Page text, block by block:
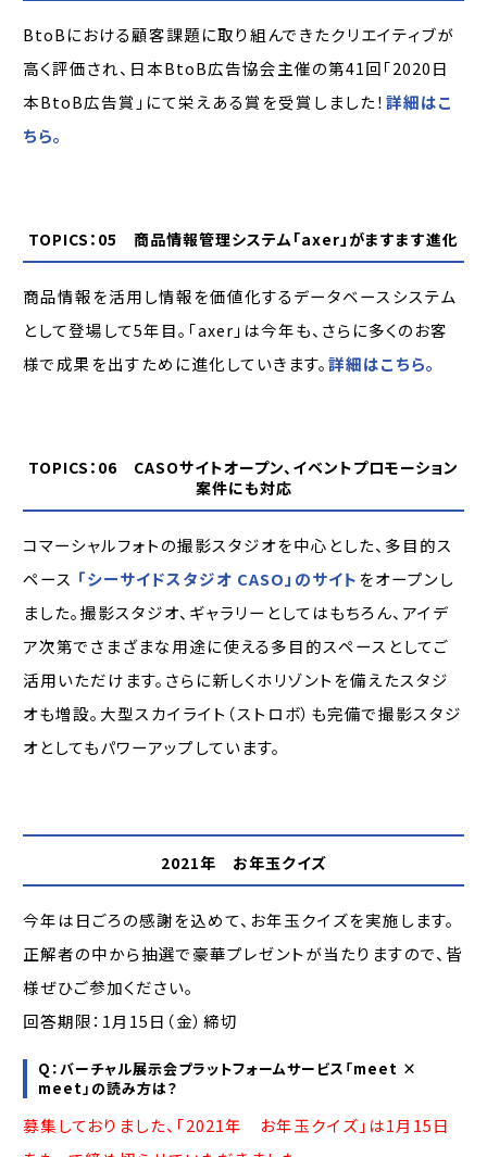
BtoBにおける顧客課題に取り組んできたクリエイティブが
高く評価され、日本BtoB広告協会主催の第41回「2020日
本BtoB広告賞」にて栄えある賞を受賞しました！詳細はこ
ちら。
TOPICS：05 商品情報管理システム「axer」がますます進化
商品情報を活用し情報を価値化するデータベースシステム
として登場して5年目。「axer」は今年も、さらに多くのお客
様で成果を出すために進化していきます。詳細はこちら。
TOPICS：06 CASOサイトオープン、イベントプロモーション
案件にも対応
コマーシャルフォトの撮影スタジオを中心とした、多目的ス
ペース 「シーサイドスタジオ CASO」のサイトをオープンし
ました。撮影スタジオ、ギャラリーとしてはもちろん、アイデ
ア次第でさまざまな用途に使える多目的スペースとしてご
活用いただけます。さらに新しくホリゾントを備えたスタジ
オも増設。大型スカイライト（ストロボ）も完備で撮影スタジ
オとしてもパワーアップしています。
2021年 お年玉クイズ
今年は日ごろの感謝を込めて、お年玉クイズを実施します。
正解者の中から抽選で豪華プレゼントが当たりますので、皆
様ぜひご参加ください。
回答期限：1月15日（金）締切
Q：バーチャル展示会プラットフォームサービス「meet ×
meet」の読み方は？
募集しておりました、「2021年 お年玉クイズ」は1月15日